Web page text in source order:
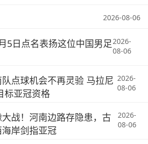
2026-08-06
5日点名表扬这位中国男足2026-
08-06
点球机会不再灵验 马拉尼
标亚冠资格
2026-
08-06
战！河南边路存隐患，古
岸剑指亚冠
2026-
08-06